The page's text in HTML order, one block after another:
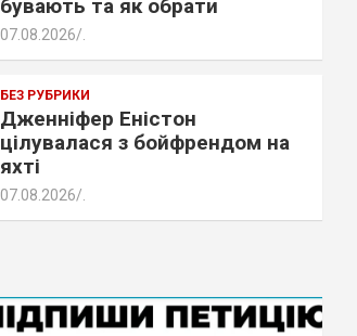
бувають та як обрати
07.08.2026
БЕЗ РУБРИКИ
Дженніфер Еністон
цілувалася з бойфрендом на
яхті
07.08.2026